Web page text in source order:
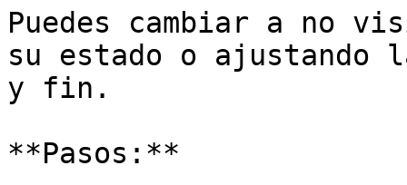
Puedes cambiar a no
su estado o ajustando
y fin.
**Pasos:**